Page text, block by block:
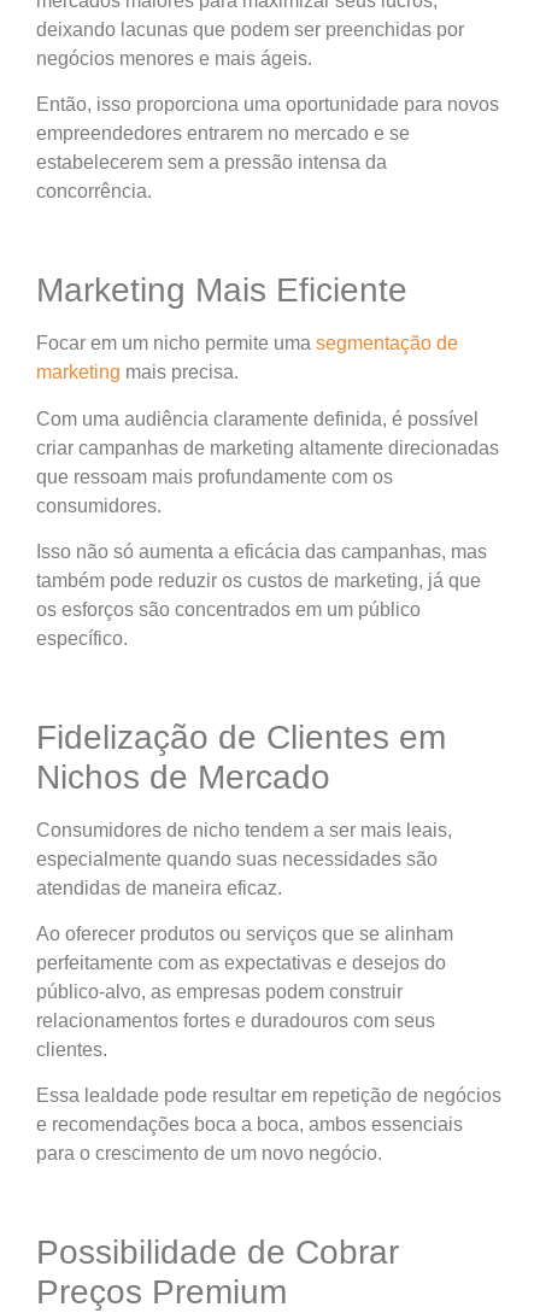
deixando lacunas que podem ser preenchidas por
negócios menores e mais ágeis.
Então, isso proporciona uma oportunidade para novos
empreendedores entrarem no mercado e se
estabelecerem sem a pressão intensa da
concorrência.
Marketing Mais Eficiente
Focar em um nicho permite uma segmentação de
marketing mais precisa.
Com uma audiência claramente definida, é possível
criar campanhas de marketing altamente direcionadas
que ressoam mais profundamente com os
consumidores.
Isso não só aumenta a eficácia das campanhas, mas
também pode reduzir os custos de marketing, já que
os esforços são concentrados em um público
específico.
Fidelização de Clientes em
Nichos de Mercado
Consumidores de nicho tendem a ser mais leais,
especialmente quando suas necessidades são
atendidas de maneira eficaz.
Ao oferecer produtos ou serviços que se alinham
perfeitamente com as expectativas e desejos do
público-alvo, as empresas podem construir
relacionamentos fortes e duradouros com seus
clientes.
Essa lealdade pode resultar em repetição de negócios
e recomendações boca a boca, ambos essenciais
para o crescimento de um novo negócio.
Possibilidade de Cobrar
Preços Premium